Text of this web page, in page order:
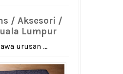
/ Aksesori /
Lumpur
urusan ...